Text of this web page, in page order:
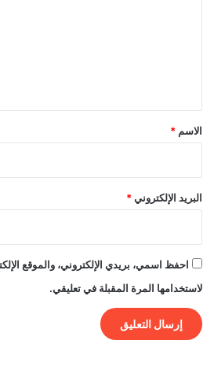
*
الاسم *
البريد الإلكتروني *
احفظ اسمي، بريدي الإلكتروني، والموقع
لاستخدامها المرة المقبلة في تعليقي.